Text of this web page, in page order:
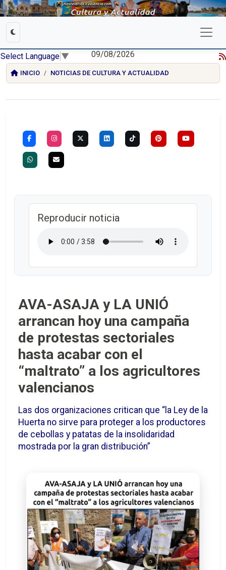
Select Language ▼ 09/08/2026
INICIO NOTICIAS DE CULTURA Y ACTUALIDAD
Reproducir noticia
AVA-ASAJA y LA UNIÓ
arrancan hoy una campaña
de protestas sectoriales
hasta acabar con el
“maltrato” a los agricultores
valencianos
Las dos organizaciones critican que “la Ley de la
Huerta no sirve para proteger a los productores
de cebollas y patatas de la insolidaridad
mostrada por la gran distribución”